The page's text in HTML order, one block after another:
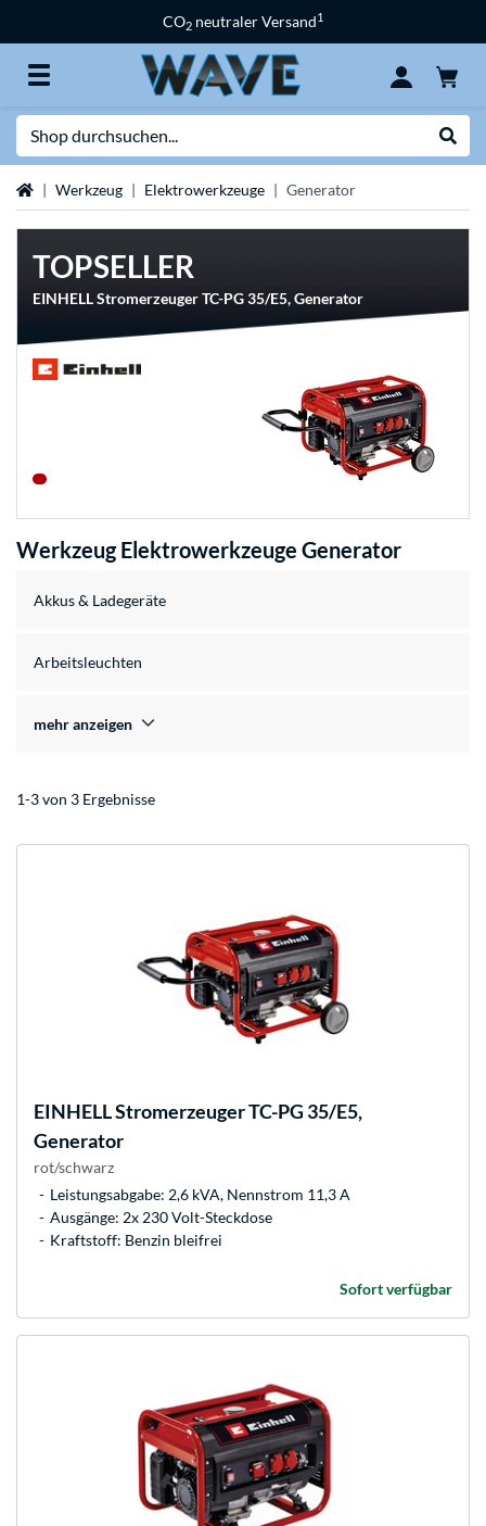
CO2 neutraler Versand1
StartseiteWerkzeug Elektrowerkzeuge Generator
TOPSELLER
EINHELL Stromerzeuger TC-PG 35/E5, Generator
Werkzeug Elektrowerkzeuge Generator
Akkus & Ladegeräte
Arbeitsleuchten
mehr anzeigen
1-3 von 3 Ergebnisse
EINHELLStromerzeuger TC-PG 35/E5,
Generator
rot/schwarz
Leistungsabgabe: 2,6 kVA, Nennstrom 11,3 A
Ausgänge: 2x 230 Volt-Steckdose
Kraftstoff: Benzin bleifrei
Sofort verfügbar